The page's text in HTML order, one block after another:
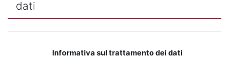
dati
Informativa sul trattamento dei dati